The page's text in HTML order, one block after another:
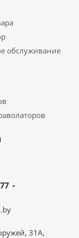
обслуживание
31А,